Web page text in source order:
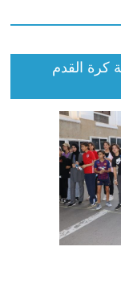
بطولة كرة القدم